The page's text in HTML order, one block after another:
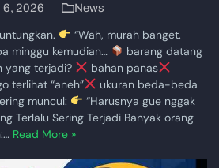
6, 2026 News
“Wah, murah banget.
minggu kemudian…
barang datang
yang terjadi?
bahan panas
terlihat “aneh”
ukuran beda-beda
muncul:
“Harusnya gue nggak
Terlalu Sering Terjadi Banyak orang
Read More »